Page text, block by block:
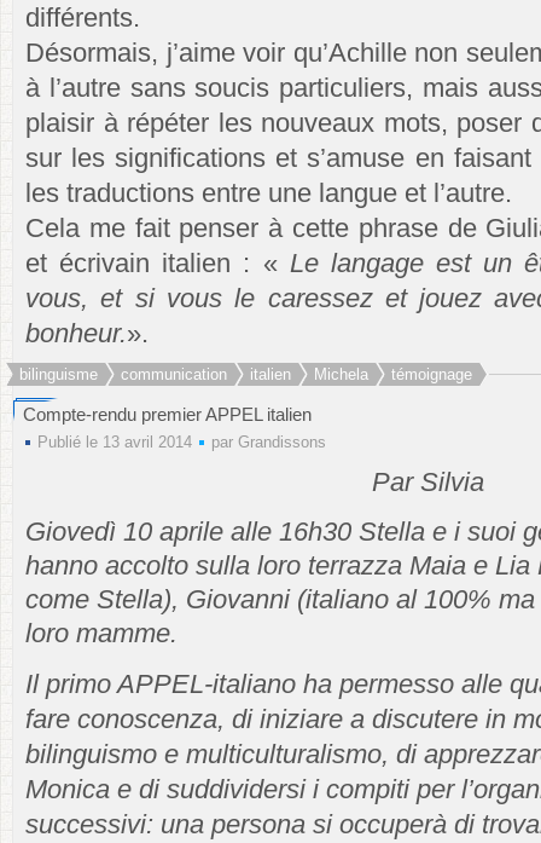
différents.
Désormais, j’aime voir qu’Achille non
à l’autre sans soucis particuliers, mais
plaisir à répéter les nouveaux mots, poser
sur les significations et s’amuse en
les traductions entre une langue et l’autre.
Cela me fait penser à cette phrase de
et écrivain italien : « Le langage est un
vous, et si vous le caressez et jouez
bonheur.».
bilinguisme communication italien Michela témoignage
Compte-rendu premier APPEL italien
Publié le 13 avril 2014 par Grandissons
Par Silvia
Giovedì 10 aprile alle 16h30 Stella e i suoi
hanno accolto sulla loro terrazza Maia e
come Stella), Giovanni (italiano al 100%
loro mamme.
Il primo APPEL-italiano ha permesso alle
fare conoscenza, di iniziare a discutere in
bilinguismo e multiculturalismo, di
Monica e di suddividersi i compiti per
successivi: una persona si occuperà di